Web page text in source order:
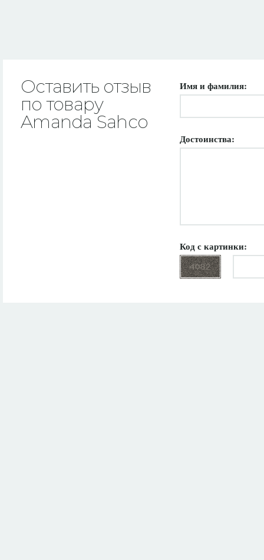
Оставить отзыв
по товару
Amanda Sahco
Имя и фамилия:
Достоинства:
Код с картинки: